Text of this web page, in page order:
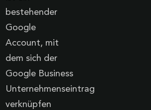
bestehender
Google
Account, mit
dem sich der
Google Business
Unternehmenseintrag
verknüpfen